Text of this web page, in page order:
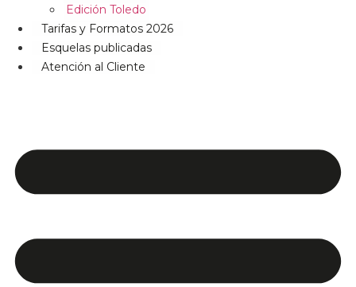
Edición Toledo
Tarifas y Formatos 2026
Esquelas publicadas
Atención al Cliente